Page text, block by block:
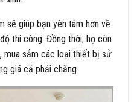
sẽ giúp bạn yên tâm hơn về
thi công. Đồng thời, họ còn
mua sắm các loại thiết bị sử
giá cả phải chăng.